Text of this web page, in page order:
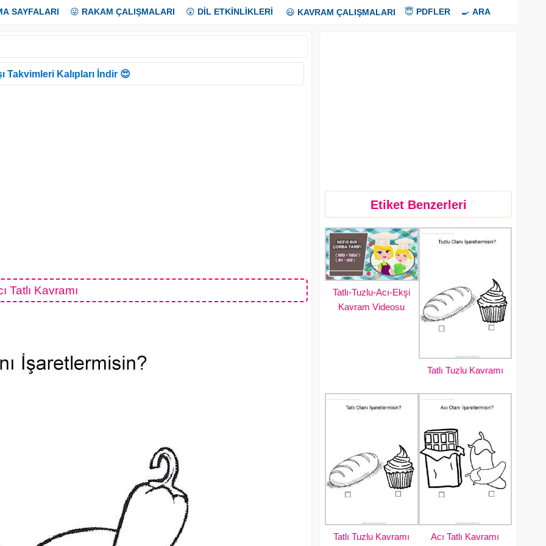
SAYFALARI 😜 RAKAM ÇALIŞMALARI 😲 DİL ETKİNLİKLERİ 😃 KAVRAM ÇALIŞMALARI 😇 PDFLER 🍳 ARA
Takvimleri Kalıpları İndir 😍
Tatlı Kavramı
Etiket Benzerleri
Tatlı-Tuzlu-Acı-Ekşi
Kavram Videosu
Tatlı Tuzlu Kavramı
Tatlı Tuzlu Kavramı Acı Tatlı Kavramı